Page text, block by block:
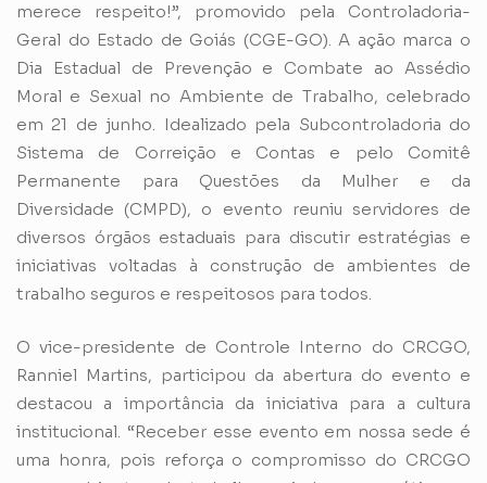
merece respeito!”, promovido pela Controladoria-
Geral do Estado de Goiás (CGE-GO). A ação marca o
Dia Estadual de Prevenção e Combate ao Assédio
Moral e Sexual no Ambiente de Trabalho, celebrado
em 21 de junho. Idealizado pela Subcontroladoria do
Sistema de Correição e Contas e pelo Comitê
Permanente para Questões da Mulher e da
Diversidade (CMPD), o evento reuniu servidores de
diversos órgãos estaduais para discutir estratégias e
iniciativas voltadas à construção de ambientes de
trabalho seguros e respeitosos para todos.
O vice-presidente de Controle Interno do CRCGO,
Ranniel Martins, participou da abertura do evento e
destacou a importância da iniciativa para a cultura
institucional. “Receber esse evento em nossa sede é
uma honra, pois reforça o compromisso do CRCGO